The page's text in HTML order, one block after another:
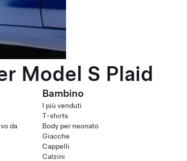
Model S Plaid
da
Bambino
I più venduti
T-shirts
Body per neonato
Giacche
Cappelli
Calzini